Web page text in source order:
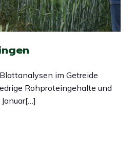
im Getreide
Rohproteingehalte und